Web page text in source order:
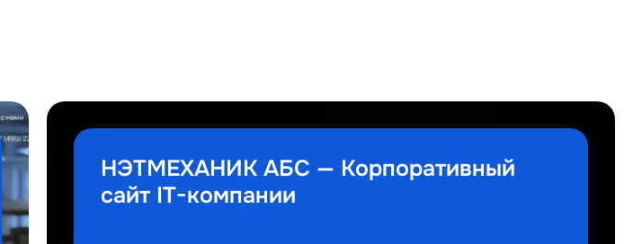
НЭТМЕХАНИК АБС — Корпоративный
сайт IT-компании